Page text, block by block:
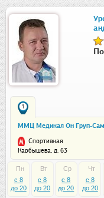
1
ММЦ Медикал Он Груп-
Спортивная
Карбышева, д. 63
Пн
c 8
до 20
Вт
c 8
до 20
Ср
c 8
до 20
Чт
c 8
до 20